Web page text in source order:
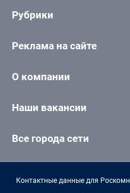
Рубрики
Реклама на сайте
О компании
Наши вакансии
Все города сети
Контактные данные для